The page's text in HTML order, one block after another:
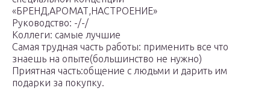
«БРЕНД,АРОМАТ,НАСТРОЕНИЕ»
Руководство: -/-/
Коллеги: самые лучшие
Самая трудная часть работы: применить все что
знаешь на опыте(большинство не нужно)
Приятная часть:общение с людьми и дарить им
подарки за покупку.